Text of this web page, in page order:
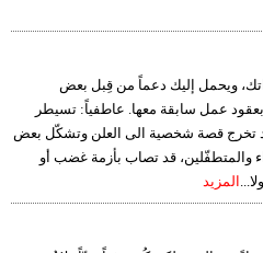
ويحمل إليك دعماً من قِبل بعض
عمل سابقة معها. عاطفياً: تسيطر
تخرج قصة شخصية الى العلن وتشكّل بعض
والمتطفّلين، قد تصاب بأزمة غضب أو
المزيد